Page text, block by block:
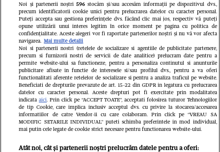
VEDETE SI EVENIMENTE
Russell Crowe vine pentru prima
dată în România și va cânta în
București și Timișoara. Cât costă
biletele și care este prețul unei
fotografii cu "Gladiatorul"
VEDETE
Cosmin
ani și a
la Laura
lumea
Noi și partenerii noștri 596stocăm și/sau accesăm informații pe dispozitivul dvs.,
precum identificatorii cookie unici pentru prelucrarea datelor cu caracter personal.
Puteți accepta sau gestiona preferințele dvs. făcând clic mai jos, respectiv vă puteți
opune utilizării unui interes legitim în orice moment pe pagina cu politica de
confidențialitate. Aceste alegeri vor fi raportate partenerilor noștri și nu vă vor afecta
navigarea. Mai multe detalii
Noi si partenerii nostri (retelele de socializare si agentiile de publicitate partenere,
precum si furnizorii nostri de servicii de date analitice) prelucram date pentru a
permite website-ului sa functioneze, pentru a personaliza continutul si anunturile
publicitare afisate in functie de interesele si/sau profilul dvs., pentru a va oferi
functionalitati aferente retelelor de socializare si pentru a analiza traficul pe website.
Beneficiati de drepturile prevazute de art. 15-22 din GDPR in legatura cu prelucrarea
datelor cu caracter personal. Aceste drepturi pot fi exercitate prin modalitatea
indicataaici. Prin click pe “ACCEPT TOATE”, acceptati folosirea tuturor Tehnologiilor
de tip Cookie, care implica inclusiv acceptul dvs. cu privire la stocarea/accesarea
informatiilor de catre Vendor-ii cu care colaboram. Prin click pe “VREAU SA
MODIFIC SETARILE INDIVIDUAL” puteti schimba preferintele in mod individual,
mai putin cele legate de cookie strict necesare pentru functionarea website-ului.
Atât noi, cât și partenerii noștri prelucrăm datele pentru a oferi: